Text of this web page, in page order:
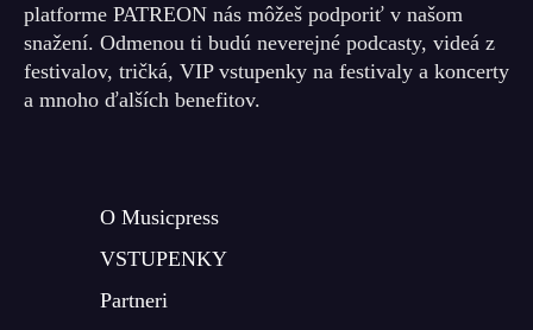
platforme PATREON nás môžeš podporiť v našom
snažení. Odmenou ti budú neverejné podcasty, videá z
festivalov, tričká, VIP vstupenky na festivaly a koncerty
a mnoho ďalších benefitov.
O Musicpress
VSTUPENKY
Partneri